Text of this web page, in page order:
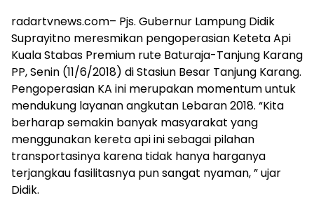
radartvnews.com– Pjs. Gubernur Lampung Didik
Suprayitno meresmikan pengoperasian Keteta Api
Kuala Stabas Premium rute Baturaja-Tanjung Karang
PP, Senin (11/6/2018) di Stasiun Besar Tanjung Karang.
Pengoperasian KA ini merupakan momentum untuk
mendukung layanan angkutan Lebaran 2018. “Kita
berharap semakin banyak masyarakat yang
menggunakan kereta api ini sebagai pilahan
transportasinya karena tidak hanya harganya
terjangkau fasilitasnya pun sangat nyaman, ” ujar
Didik.